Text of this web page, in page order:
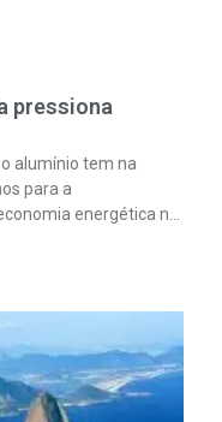
pressiona
alumínio tem na
para a
energética na
limpo, no entanto,
interesse chinês